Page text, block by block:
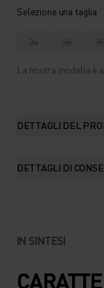
Selezione una taglia
34 36 38
La nostra modella è
DETTAGLI DEL
DETTAGLI DI
IN SINTESI